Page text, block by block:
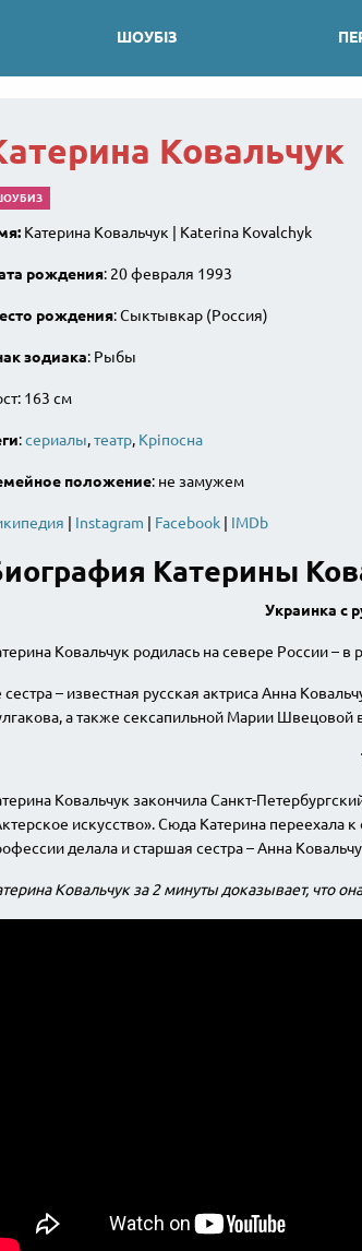
ШОУБІЗ
Ковальчук
Катерина Ковальчук | Katerina Kovalchyk
рождения: 20 февраля 1993
рождения: Сыктывкар (Россия)
зодиака: Рыбы
163 см
:сериалы,театр, Кріпосна
положение: не замужем
Instagram Facebook| IMDb
Катерины
Украинка с
Ковальчук родилась на севере России –
сестра – известная русская актриса Анна
а также сексапильной Марии Швецовой
Ковальчук закончила Санкт-
искусство». Сюда Катерина переехала
делала и старшая сестра – Анна
Ковальчук за 2 минуты доказывает, что